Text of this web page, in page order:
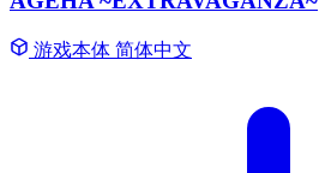
游戏本体 简体中文